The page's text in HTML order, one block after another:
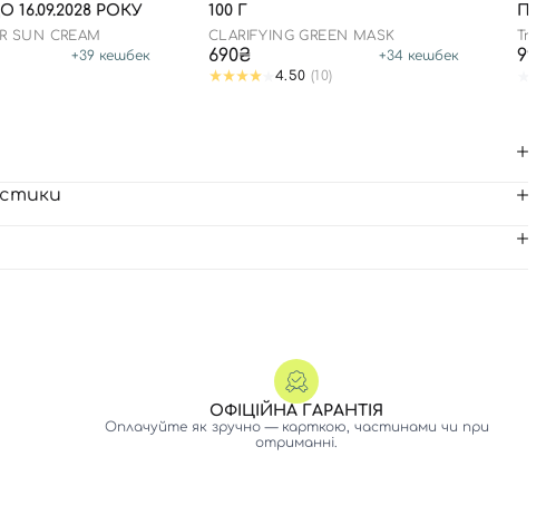
РОКУ
SUN CREAM
+39 кешбек
100 Г
CLARIFYING GREEN MASK
690₴ +34 кешбек
4.50 (10)
ОФІЦІЙНА ГАРАНТІЯ
Оплачуйте як зручно — карткою, частинами чи при
отриманні.